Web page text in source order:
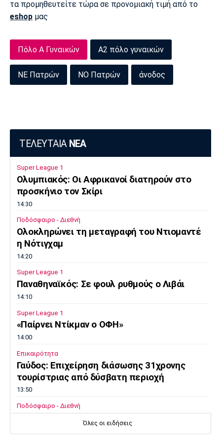
τα προμηθευτείτε τώρα σε προνομιακή τιμή από το
eshop μας
Πόλο Α Γυναικών Α2 πόλο γυναικών
ΝΕ Πατρών ΝΟ Πατρών άνοδος
ΤΕΛΕΥΤΑΙΑ ΝΕΑ
Super League 1
Ολυμπιακός: Οι Αφρικανοί διατηρούν στο
προσκήνιο τον Σκίρι
14:30
Ποδόσφαιρο - Διεθνή
Ολοκληρώνει τη μεταγραφή του Ντιομαντέ
η Νότιγχαμ
14:20
Super League 1
Παναθηναϊκός: Σε φουλ ρυθμούς ο Λιβάι
14:10
Super League 1
«Παίρνει Ντίκμαν ο ΟΦΗ»
14:00
Επικαιρότητα
Γαύδος: Επιχείρηση διάσωσης 31χρονης
τουρίστριας από δύσβατη περιοχή
13:50
Ποδόσφαιρο - Διεθνή
Σιμεόνε για Άλβαρες: «Ο σύλλογος έχει
πάρει την απόφασή του»
Όλες οι ειδήσεις